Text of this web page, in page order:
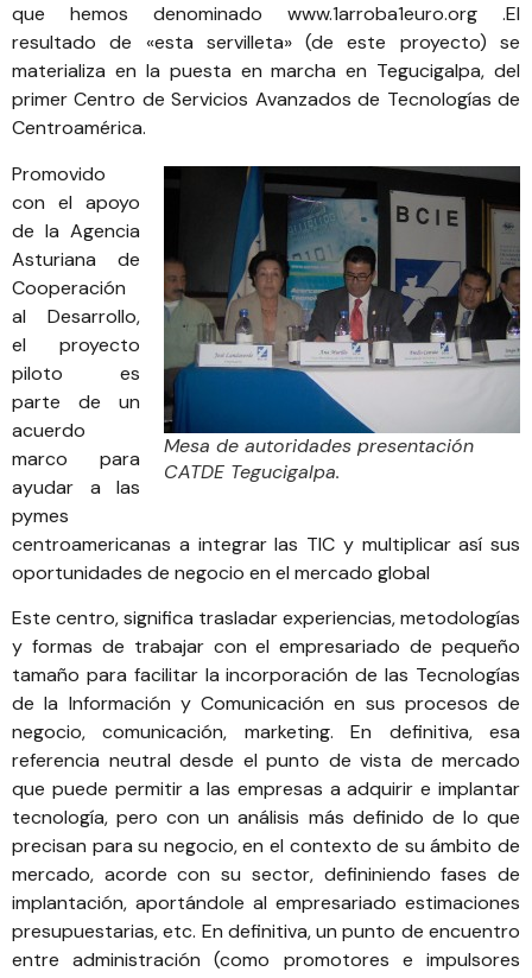
que hemos denominado www.1arroba1euro.org .El
resultado de «esta servilleta» (de este proyecto) se
materializa en la puesta en marcha en Tegucigalpa, del
primer Centro de Servicios Avanzados de Tecnologías de
Centroamérica.
Mesa de autoridades presentación
CATDE Tegucigalpa.
Promovido
con el apoyo
de la Agencia
Asturiana de
Cooperación
al Desarrollo,
el proyecto
piloto es
parte de un
acuerdo
marco para
ayudar a las
pymes
centroamericanas a integrar las TIC y multiplicar así sus
oportunidades de negocio en el mercado global
Este centro, significa trasladar experiencias, metodologías
y formas de trabajar con el empresariado de pequeño
tamaño para facilitar la incorporación de las Tecnologías
de la Información y Comunicación en sus procesos de
negocio, comunicación, marketing. En definitiva, esa
referencia neutral desde el punto de vista de mercado
que puede permitir a las empresas a adquirir e implantar
tecnología, pero con un análisis más definido de lo que
precisan para su negocio, en el contexto de su ámbito de
mercado, acorde con su sector, defininiendo fases de
implantación, aportándole al empresariado estimaciones
presupuestarias, etc. En definitiva, un punto de encuentro
entre administración (como promotores e impulsores